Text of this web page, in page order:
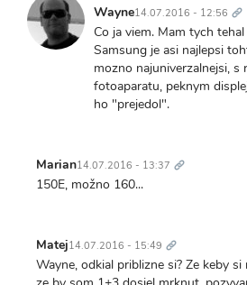
Wayne14.07.2016 - 12:56
Co ja viem. Mam tych
Samsung je asi najlepsi
mozno najuniverzalnejsi, s
fotoaparatu, peknym
ho "prejedol".
Marian14.07.2016 - 13:37 odkaz
150E, možno 160...
Matej14.07.2016 - 15:49 odkaz
Wayne, odkial priblizne si? Ze keby